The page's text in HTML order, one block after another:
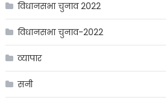
विधानसभा चुनाव 2022
विधानसभा चुनाव-2022
व्यापार
सनी